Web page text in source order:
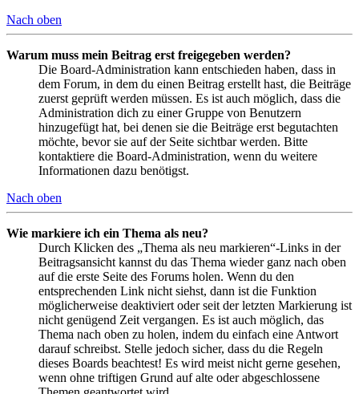
Nach oben
Warum muss mein Beitrag erst freigegeben werden?
Die Board-Administration kann entschieden haben, dass in
dem Forum, in dem du einen Beitrag erstellt hast, die Beiträge
zuerst geprüft werden müssen. Es ist auch möglich, dass die
Administration dich zu einer Gruppe von Benutzern
hinzugefügt hat, bei denen sie die Beiträge erst begutachten
möchte, bevor sie auf der Seite sichtbar werden. Bitte
kontaktiere die Board-Administration, wenn du weitere
Informationen dazu benötigst.
Nach oben
Wie markiere ich ein Thema als neu?
Durch Klicken des „Thema als neu markieren“-Links in der
Beitragsansicht kannst du das Thema wieder ganz nach oben
auf die erste Seite des Forums holen. Wenn du den
entsprechenden Link nicht siehst, dann ist die Funktion
möglicherweise deaktiviert oder seit der letzten Markierung ist
nicht genügend Zeit vergangen. Es ist auch möglich, das
Thema nach oben zu holen, indem du einfach eine Antwort
darauf schreibst. Stelle jedoch sicher, dass du die Regeln
dieses Boards beachtest! Es wird meist nicht gerne gesehen,
wenn ohne triftigen Grund auf alte oder abgeschlossene